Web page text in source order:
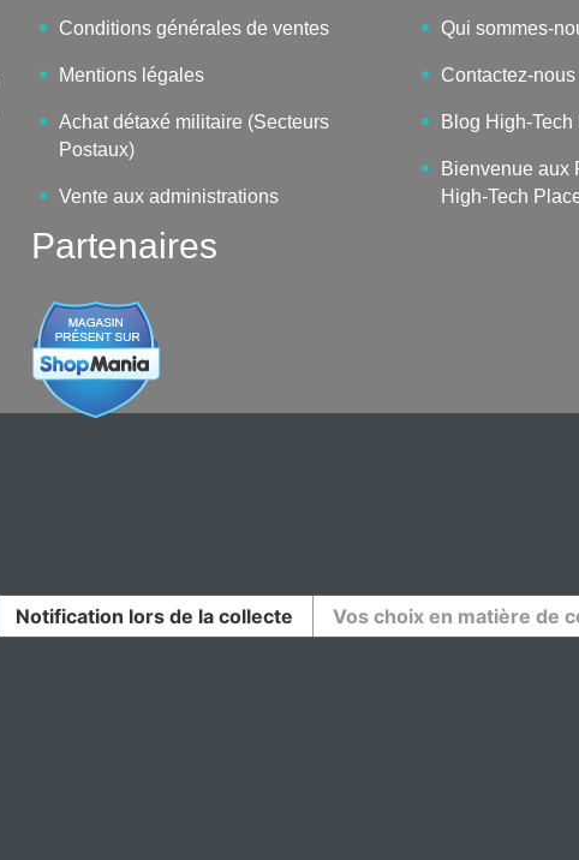
Conditions générales de ventes
Mentions légales
Achat détaxé militaire (Secteurs
Postaux)
Vente aux administrations
Qui sommes-
Contactez-nous
Blog High-Tech
Bienvenue aux
High-Tech
Partenaires
Notification lors de la collecte Vos choix en matière de